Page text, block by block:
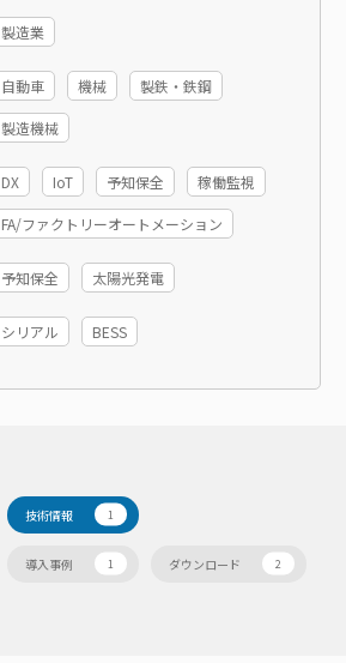
製造業
自動車 機械 製鉄・鉄鋼
製造機械
DX IoT 予知保全 稼働監視
FA/ファクトリーオートメーション
予知保全 太陽光発電
シリアル BESS
技術情報 1
導入事例 1 ダウンロード 2